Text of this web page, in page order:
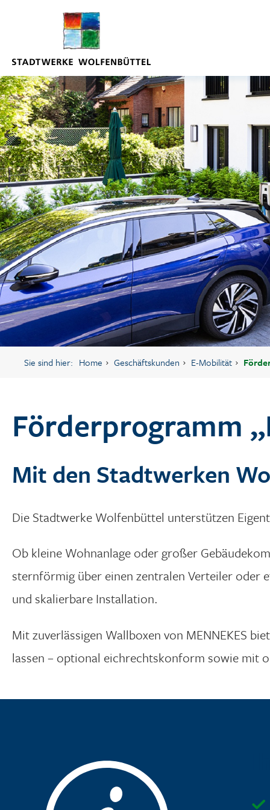
Sie sind hier: Home Geschäftskunden E-Mobilität
Förderprogramm
Mit den Stadtwerken
Die Stadtwerke Wolfenbüttel unterstützen
Ob kleine Wohnanlage oder großer
sternförmig über einen zentralen Verteiler oder
und skalierbare Installation.
Mit zuverlässigen Wallboxen von MENNEKES
lassen – optional eichrechtskonform sowie mit